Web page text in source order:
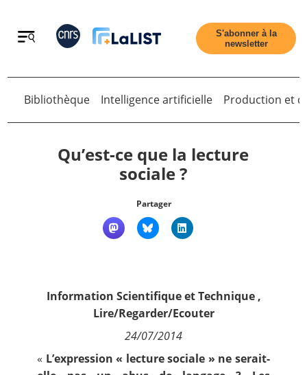
Retour
Nous suivre
S'abonner à la
newsletter
Retour
Bibliothèque Intelligence artificielle Production et
Qu’est-ce que la lecture
sociale ?
Partager
Information Scientifique et Technique,
Lire/Regarder/Ecouter
24/07/2014
« L’expression « lecture sociale » ne serait-